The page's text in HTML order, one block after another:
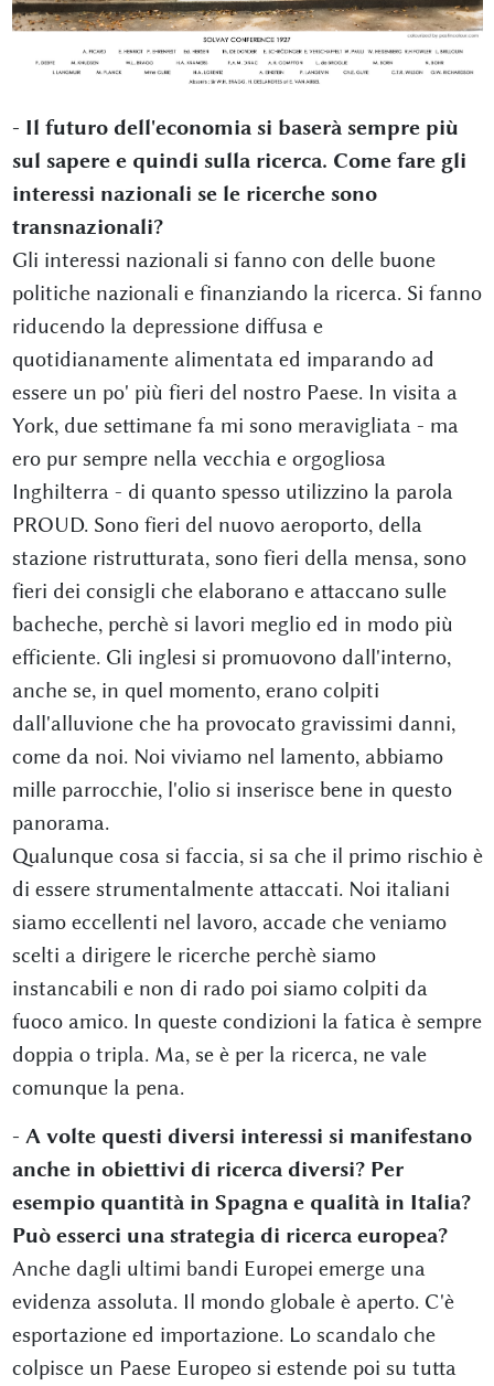
- Il futuro dell'economia si baserà sempre più
sul sapere e quindi sulla ricerca. Come fare gli
interessi nazionali se le ricerche sono
transnazionali?
Gli interessi nazionali si fanno con delle buone
politiche nazionali e finanziando la ricerca. Si fanno
riducendo la depressione diffusa e
quotidianamente alimentata ed imparando ad
essere un po' più fieri del nostro Paese. In visita a
York, due settimane fa mi sono meravigliata - ma
ero pur sempre nella vecchia e orgogliosa
Inghilterra - di quanto spesso utilizzino la parola
PROUD. Sono fieri del nuovo aeroporto, della
stazione ristrutturata, sono fieri della mensa, sono
fieri dei consigli che elaborano e attaccano sulle
bacheche, perchè si lavori meglio ed in modo più
efficiente. Gli inglesi si promuovono dall'interno,
anche se, in quel momento, erano colpiti
dall'alluvione che ha provocato gravissimi danni,
come da noi. Noi viviamo nel lamento, abbiamo
mille parrocchie, l'olio si inserisce bene in questo
panorama.
Qualunque cosa si faccia, si sa che il primo rischio è
di essere strumentalmente attaccati. Noi italiani
siamo eccellenti nel lavoro, accade che veniamo
scelti a dirigere le ricerche perchè siamo
instancabili e non di rado poi siamo colpiti da
fuoco amico. In queste condizioni la fatica è sempre
doppia o tripla. Ma, se è per la ricerca, ne vale
comunque la pena.
- A volte questi diversi interessi si manifestano
anche in obiettivi di ricerca diversi? Per
esempio quantità in Spagna e qualità in Italia?
Può esserci una strategia di ricerca europea?
Anche dagli ultimi bandi Europei emerge una
evidenza assoluta. Il mondo globale è aperto. C'è
esportazione ed importazione. Lo scandalo che
colpisce un Paese Europeo si estende poi su tutta